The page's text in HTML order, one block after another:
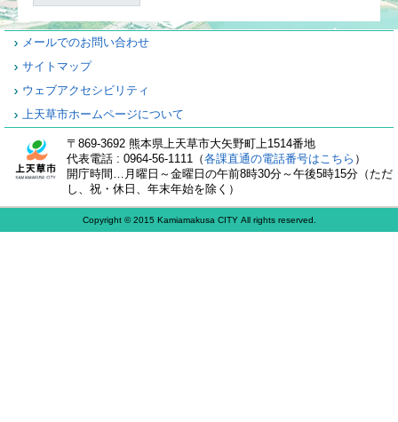
メールでのお問い合わせ
サイトマップ
ウェブアクセシビリティ
上天草市ホームページについて
〒869-3692 熊本県上天草市大矢野町上1514番地
代表電話 : 0964-56-1111（各課直通の電話番号はこちら ）
開庁時間…月曜日～金曜日の午前8時30分～午後5時15分（ただ
し、祝・休日、年末年始を除く）
Copyright © 2015 Kamiamakusa CITY All rights reserved.